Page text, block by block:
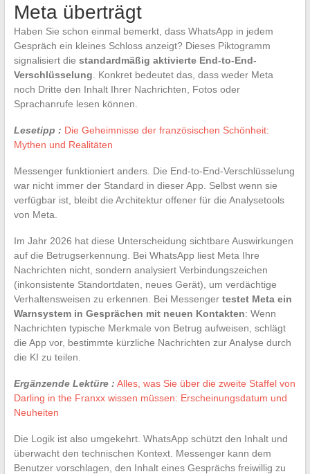
Meta überträgt
Haben Sie schon einmal bemerkt, dass WhatsApp in jedem
Gespräch ein kleines Schloss anzeigt? Dieses Piktogramm
signalisiert die standardmäßig aktivierte End-to-End-
Verschlüsselung . Konkret bedeutet das, dass weder Meta
noch Dritte den Inhalt Ihrer Nachrichten, Fotos oder
Sprachanrufe lesen können.
Lesetipp : Die Geheimnisse der französischen Schönheit:
Mythen und Realitäten
Messenger funktioniert anders. Die End-to-End-Verschlüsselung
war nicht immer der Standard in dieser App. Selbst wenn sie
verfügbar ist, bleibt die Architektur offener für die Analysetools
von Meta.
Im Jahr 2026 hat diese Unterscheidung sichtbare Auswirkungen
auf die Betrugserkennung. Bei WhatsApp liest Meta Ihre
Nachrichten nicht, sondern analysiert Verbindungszeichen
(inkonsistente Standortdaten, neues Gerät), um verdächtige
Verhaltensweisen zu erkennen. Bei Messenger testet Meta ein
Warnsystem in Gesprächen mit neuen Kontakten: Wenn
Nachrichten typische Merkmale von Betrug aufweisen, schlägt
die App vor, bestimmte kürzliche Nachrichten zur Analyse durch
die KI zu teilen.
Ergänzende Lektüre : Alles, was Sie über die zweite Staffel von
Darling in the Franxx wissen müssen: Erscheinungsdatum und
Neuheiten
Die Logik ist also umgekehrt. WhatsApp schützt den Inhalt und
überwacht den technischen Kontext. Messenger kann dem
Benutzer vorschlagen, den Inhalt eines Gesprächs freiwillig zu